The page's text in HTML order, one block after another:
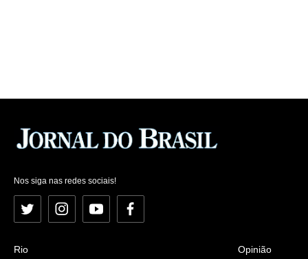
Nos siga nas redes sociais!
Twitter InstagramYouTubeFacebook
Rio
Opinião